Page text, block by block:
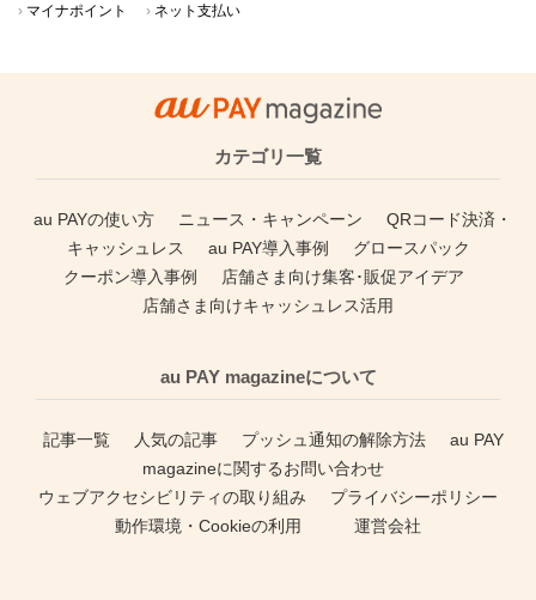
マイナポイント
ネット支払い
カテゴリ一覧
au PAYの使い方 ニュース・キャンペーン
QRコード決済・
キャッシュレス
au PAY導入事例
グロースパック
クーポン導入事例
店舗さま向け集客･販促アイデア
店舗さま向けキャッシュレス活用
au PAY magazineについて
記事一覧 人気の記事 プッシュ通知の解除方法
au PAY
magazineに関するお問い合わせ
ウェブアクセシビリティの取り組み
プライバシーポリシー
動作環境・Cookieの利用
運営会社